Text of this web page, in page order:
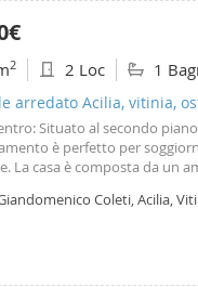
2 2 Loc 1
arredato Acilia, vitinia,
Situato al secondo
è perfetto per
La casa è composta da un
più piacevoli. Dotato di
Coleti, Acilia,